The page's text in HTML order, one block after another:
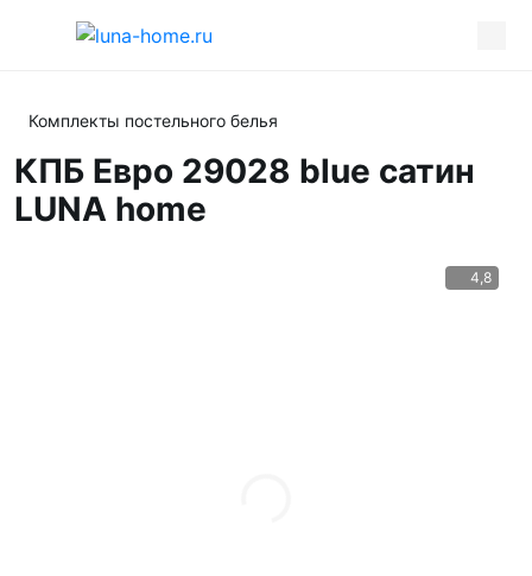
Комплекты постельного белья
КПБ Евро 29028 blue сатин
LUNA home
4,8